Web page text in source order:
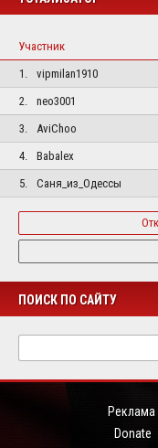
Участник
1.
vipmilan1910
2.
neo3001
3.
AviChoo
4.
Babalex
5.
Саня_из_Одессы
ПОИСК ПО САЙТУ
Реклама
Donate